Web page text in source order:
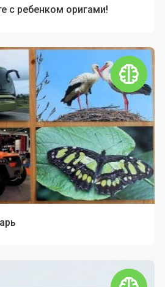
с ребенком оригами!